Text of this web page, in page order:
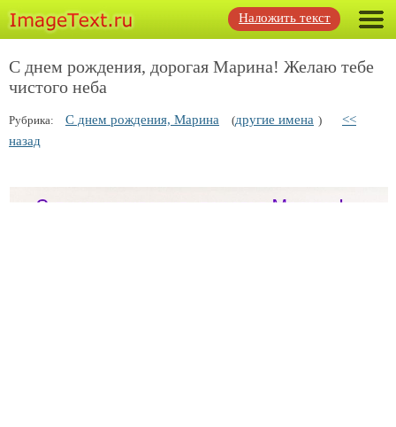
Наложить текст
С днем рождения, дорогая Марина! Желаю тебе
чистого неба
Рубрика: С днем рождения, Марина (другие имена )
<<
назад